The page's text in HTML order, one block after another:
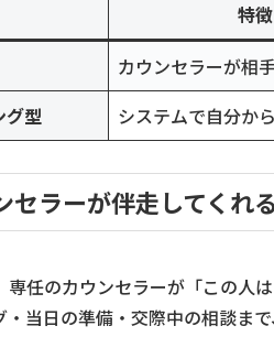
特徴
カウンセラーが相
グ型
システムで自分か
セラーが伴走してくれる
任のカウンセラーが「この人
当日の準備・交際中の相談ま